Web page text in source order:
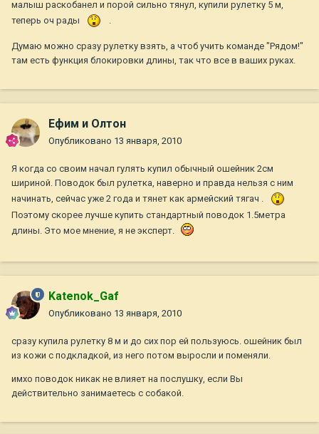
малыш раскобанел и порой сильно тянул, купили рулетку 5 м,
теперь оч рады
.
Думаю можно сразу рулетку взять, а чтоб учить команде "Рядом!"
там есть функция блокировки длины, так что все в ваших руках.
Ефим и Олтон
Опубликовано 13 января, 2010
Я когда со своим начал гулять купил обычный ошейник 2см
шириной. Поводок был рулетка, наверно и правда нельзя с ним
начинать, сейчас уже 2 года и тянет как армейский тягач .
Поэтому скорее лучше купить стандартный поводок 1.5метра
длины. Это мое мнение, я не эксперт.
Katenok_Gaf
Опубликовано 13 января, 2010
сразу купила рулетку 8 м и до сих пор ей пользуюсь. ошейник был
из кожи с подкладкой, из него потом выросли и поменяли.
имхо поводок никак не влияет на послушку, если Вы
действительно занимаетесь с собакой.